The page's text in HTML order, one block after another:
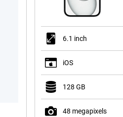
6.1 inch
iOS
128 GB
48 megapixels